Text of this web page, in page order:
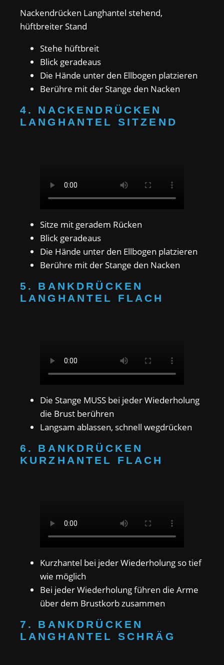
Nackendrücken Langhantel stehend,
hüftbreiter Stand
Stehe hüftbreit
Blick geradeaus
Die Hände unter den Ellbogen platzieren
Berühre mit der Stange den Nacken
4. NACKENDRÜCKEN
LANGHANTEL SITZEND
Sitze mit geradem Rücken
Blick geradeaus
Die Hände unter den Ellbogen platzieren
Berühre mit der Stange den Nacken
5. BANKDRÜCKEN
LANGHANTEL FLACH
Die Stange MUSS bei jeder Wiederholung
die Brust berühren
Langsam ablassen, schnell wegdrücken
6. BANKDRÜCKEN
KURZHANTEL FLACH
Kurzhantel bei jeder Wiederholung so tief
wie möglich
Bei jeder Wiederholung führen die Arme
über dem Brustkorb zusammen
7. BANKDRÜCKEN
LANGHANTEL SCHRÄG